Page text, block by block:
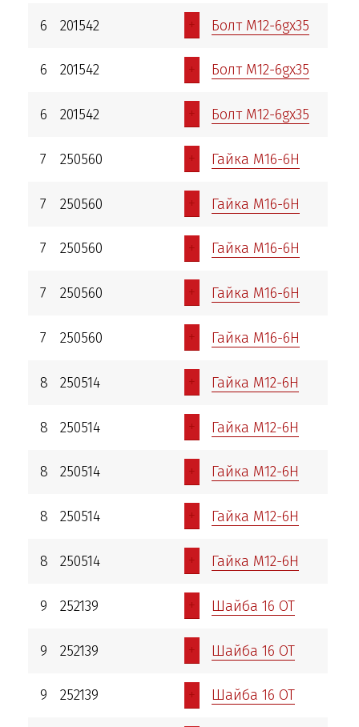
6 201542 + Болт М12-6gх35
6 201542 + Болт М12-6gх35
6 201542 + Болт М12-6gх35
7 250560 + Гайка М16-6Н
7 250560 + Гайка М16-6Н
7 250560 + Гайка М16-6Н
7 250560 + Гайка М16-6Н
7 250560 + Гайка М16-6Н
8 250514 + Гайка М12-6Н
8 250514 + Гайка М12-6Н
8 250514 + Гайка М12-6Н
8 250514 + Гайка М12-6Н
8 250514 + Гайка М12-6Н
9 252139 + Шайба 16 ОТ
9 252139 + Шайба 16 ОТ
9 252139 + Шайба 16 ОТ